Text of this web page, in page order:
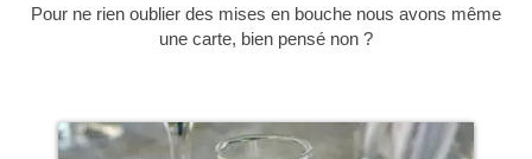
Pour ne rien oublier des mises en bouche nous avons même
une carte, bien pensé non ?